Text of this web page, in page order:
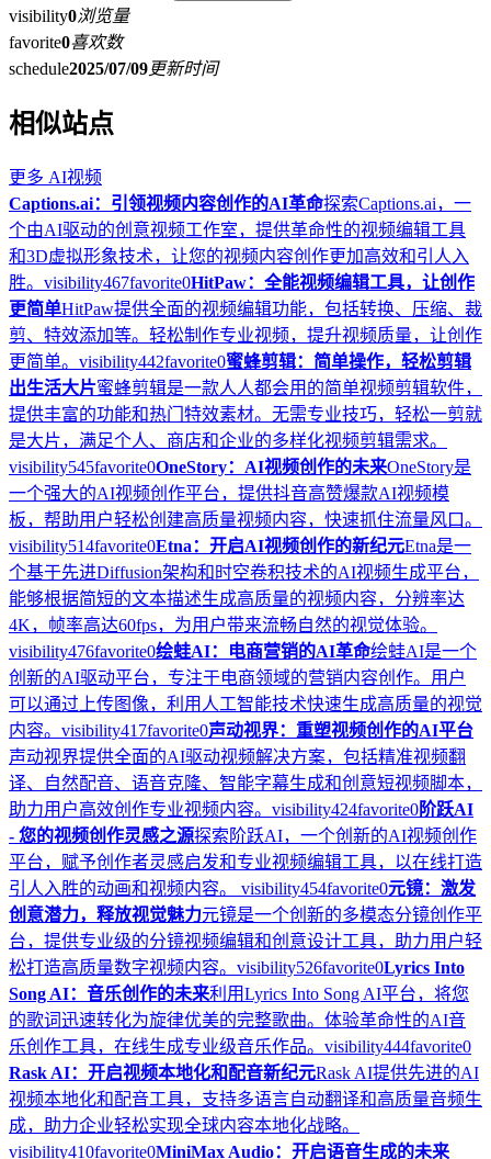
visibility0浏览量
favorite0喜欢数
schedule2025/07/09更新时间
相似站点
更多 AI视频
Captions.ai：引领视频内容创作的AI革命探索Captions.ai，一
个由AI驱动的创意视频工作室，提供革命性的视频编辑工具
和3D虚拟形象技术，让您的视频内容创作更加高效和引人入
胜。 visibility467favorite0HitPaw：全能视频编辑工具，让创作
更简单HitPaw提供全面的视频编辑功能，包括转换、压缩、裁
剪、特效添加等。轻松制作专业视频，提升视频质量，让创作
更简单。 visibility442favorite0蜜蜂剪辑：简单操作，轻松剪辑
出生活大片蜜蜂剪辑是一款人人都会用的简单视频剪辑软件，
提供丰富的功能和热门特效素材。无需专业技巧，轻松一剪就
是大片，满足个人、商店和企业的多样化视频剪辑需求。
visibility545favorite0OneStory：AI视频创作的未来OneStory是
一个强大的AI视频创作平台，提供抖音高赞爆款AI视频模
板，帮助用户轻松创建高质量视频内容，快速抓住流量风口。
visibility514favorite0Etna：开启AI视频创作的新纪元Etna是一
个基于先进Diffusion架构和时空卷积技术的AI视频生成平台，
能够根据简短的文本描述生成高质量的视频内容，分辨率达
4K，帧率高达60fps，为用户带来流畅自然的视觉体验。
visibility476favorite0绘蛙AI：电商营销的AI革命绘蛙AI是一个
创新的AI驱动平台，专注于电商领域的营销内容创作。用户
可以通过上传图像，利用人工智能技术快速生成高质量的视觉
内容。 visibility417favorite0声动视界：重塑视频创作的AI平台
声动视界提供全面的AI驱动视频解决方案，包括精准视频翻
译、自然配音、语音克隆、智能字幕生成和创意短视频脚本，
助力用户高效创作专业视频内容。 visibility424favorite0阶跃AI
- 您的视频创作灵感之源探索阶跃AI，一个创新的AI视频创作
平台，赋予创作者灵感启发和专业视频编辑工具，以在线打造
引人入胜的动画和视频内容。 visibility454favorite0元镜：激发
创意潜力，释放视觉魅力元镜是一个创新的多模态分镜创作平
台，提供专业级的分镜视频编辑和创意设计工具，助力用户轻
松打造高质量数字视频内容。 visibility526favorite0Lyrics Into
Song AI：音乐创作的未来利用Lyrics Into Song AI平台，将您
的歌词迅速转化为旋律优美的完整歌曲。体验革命性的AI音
乐创作工具，在线生成专业级音乐作品。 visibility444favorite0
Rask AI：开启视频本地化和配音新纪元Rask AI提供先进的AI
视频本地化和配音工具，支持多语言自动翻译和高质量音频生
成，助力企业轻松实现全球内容本地化战略。
visibility410favorite0MiniMax Audio：开启语音生成的未来